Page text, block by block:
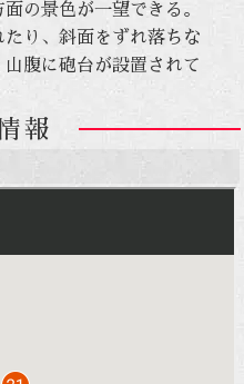
の景色が一望できる。
り、斜面をずれ落ちな
腹に砲台が設置されて
報